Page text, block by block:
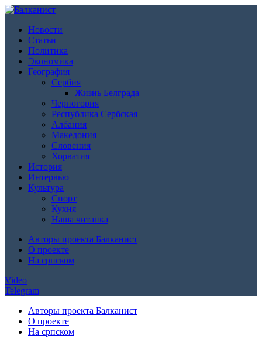
Новости
Статьи
Политика
Экономика
География
Сербия
Жизнь Белграда
Черногория
Республика Сербская
Албания
Македония
Словения
Хорватия
История
Интервью
Культура
Спорт
Кухня
Наша читанка
Авторы проекта Балканист
О проекте
На српском
Video
Telegram
Авторы проекта Балканист
О проекте
На српском